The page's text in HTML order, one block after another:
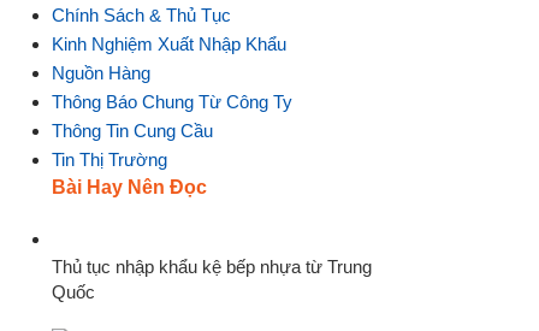
Chính Sách & Thủ Tục
Kinh Nghiệm Xuất Nhập Khẩu
Nguồn Hàng
Thông Báo Chung Từ Công Ty
Thông Tin Cung Cầu
Tin Thị Trường
Bài Hay Nên Đọc
Thủ tục nhập khẩu kệ bếp nhựa từ Trung
Quốc